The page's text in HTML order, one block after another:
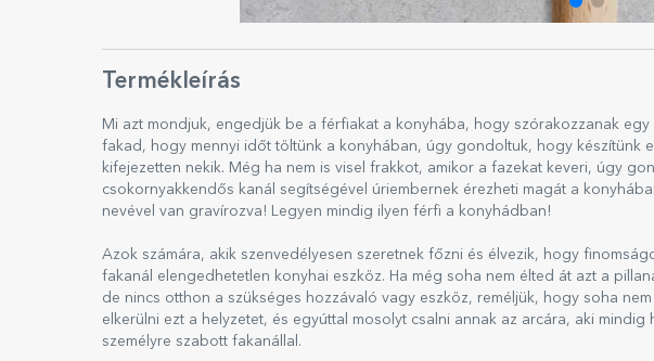
Termékleírás
Mi azt mondjuk, engedjük be a férfiakat a konyhába, hogy szórakozzanak egy
fakad, hogy mennyi időt töltünk a konyhában, úgy gondoltuk, hogy készítünk
kifejezetten nekik. Még ha nem is visel frakkot, amikor a fazekat keveri, úgy
csokornyakkendős kanál segítségével úriembernek érezheti magát a
nevével van gravírozva! Legyen mindig ilyen férfi a konyhádban!
Azok számára, akik szenvedélyesen szeretnek főzni és élvezik, hogy
fakanál elengedhetetlen konyhai eszköz. Ha még soha nem élted át azt a
de nincs otthon a szükséges hozzávaló vagy eszköz, reméljük, hogy soha
elkerülni ezt a helyzetet, és egyúttal mosolyt csalni annak az arcára, aki
személyre szabott fakanállal.